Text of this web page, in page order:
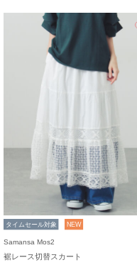
タイムセール対象 NEW
Samansa Mos2
裾レース切替スカート